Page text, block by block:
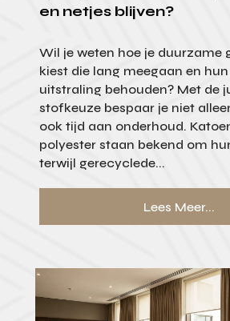
en netjes blijven?
Wil je weten hoe je duurzame
kiest die lang meegaan en
uitstraling behouden? Met de
stofkeuze bespaar je niet
ook tijd aan onderhoud.
polyester staan bekend om
terwijl gerecyclede...
Lees Meer...